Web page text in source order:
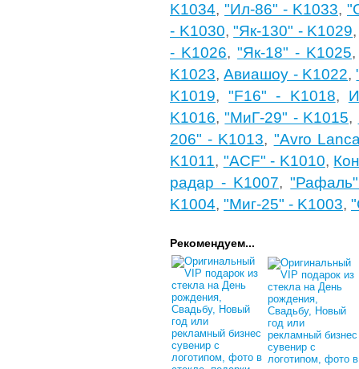
K1034, "Ил-86" - K1033,
- K1030,"Як-130" - K1029
- K1026, "Як-18" - K1025
K1023,Авиашоу - K1022,
K1019,"F16" - K1018,
K1016,"МиГ-29" - K1015,
206" - K1013, "Avro
K1011, "ACF" - K1010,
радар - K1007,
K1004, "Миг-25" - K1003,
Рекомендуем...